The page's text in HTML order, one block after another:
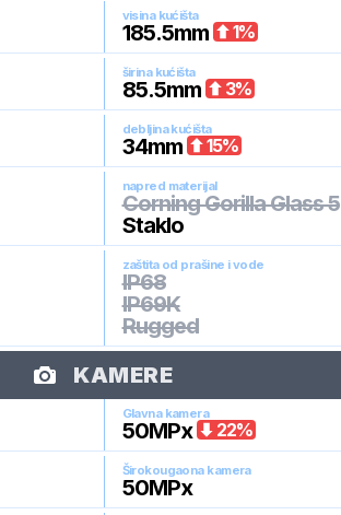
visina kućišta
185.5mm 1%
širina kućišta
85.5mm 3%
debljina kućišta
34mm 15%
napred materijal
Corning Gorilla Glass 5
Staklo
zaštita od prašine i vode
IP68
IP69K
Rugged
KAMERE
Glavna kamera
50MPx 22%
Širokougaona kamera
50MPx